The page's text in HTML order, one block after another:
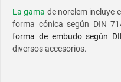
La gama de norelem incluye
forma cónica según DIN
forma de embudo según
diversos accesorios.